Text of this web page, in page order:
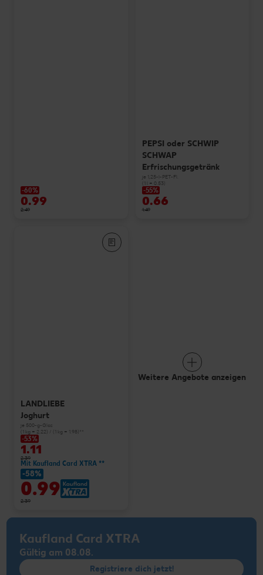
-60%
0.99
2.49
PEPSI oder SCHWIP
SCHWAP
Erfrischungsgetränk
je 1,25-l-PET-Fl.
(1 l = 0.53)
-55%
0.66
1.49
LANDLIEBE
Joghurt
je 500-g-Glas
(1 kg = 2.22) / (1 kg = 1.98)**
-53%
1.11
2.39
Mit Kaufland Card XTRA **
-58%
0.99
2.39
Weitere Angebote anzeigen
Kaufland Card XTRA
Gültig am 08.08.
Registriere dich jetzt!